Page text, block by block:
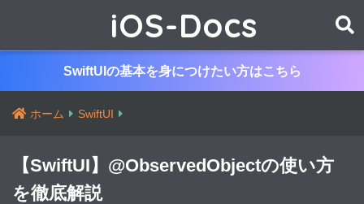
iOS-Docs
SwiftUIの基本を身につけたい方はこちら
ホーム SwiftUI
【SwiftUI】@ObservedObjectの使い方
を徹底解説